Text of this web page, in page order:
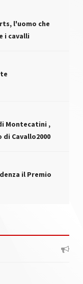
l'uomo che
i cavalli
Montecatini ,
Cavallo2000
il Premio